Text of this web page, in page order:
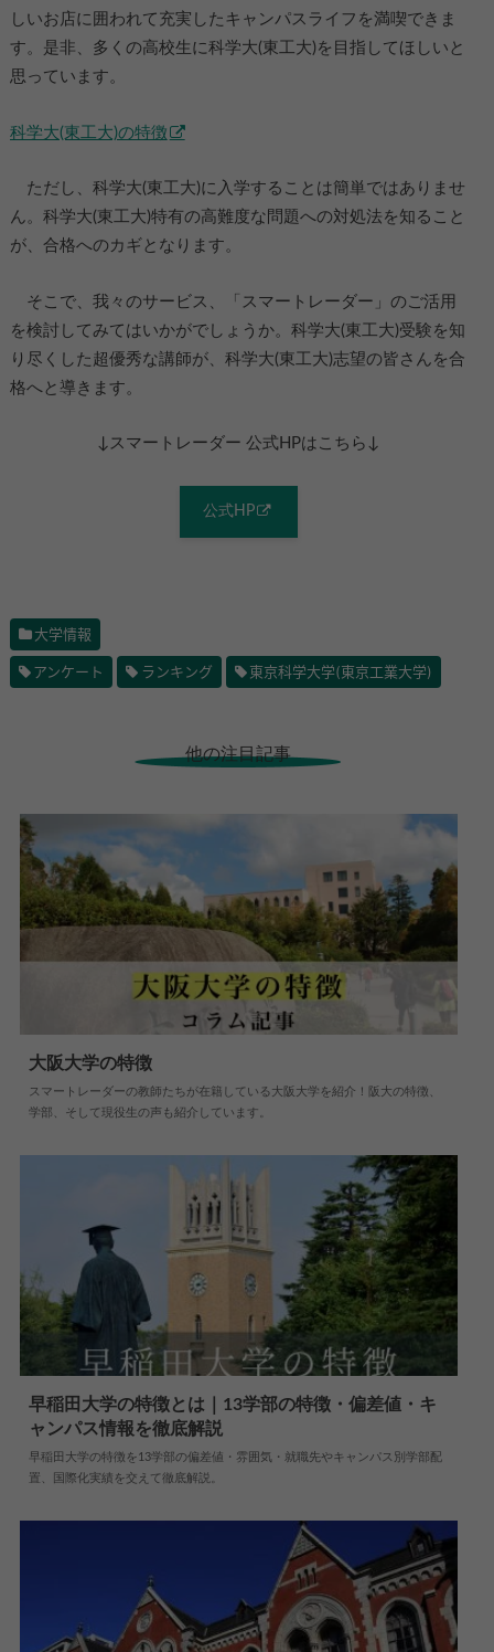
しいお店に囲われて充実したキャンパスライフを満喫できま
す。是非、多くの高校生に科学大(東工大)を目指してほしいと
思っています。
科学大(東工大)の特徴
ただし、科学大(東工大)に入学することは簡単ではありませ
ん。科学大(東工大)特有の高難度な問題への対処法を知ること
が、合格へのカギとなります。
そこで、我々のサービス、「スマートレーダー」のご活用
を検討してみてはいかがでしょうか。科学大(東工大)受験を知
り尽くした超優秀な講師が、科学大(東工大)志望の皆さんを合
格へと導きます。
↓スマートレーダー 公式HPはこちら↓
公式HP
大学情報
アンケート ランキング 東京科学大学(東京工業大学)
他の注目記事
大学情報
大阪大学の特徴
スマートレーダーの教師たちが在籍している大阪大学を紹介！阪大の特徴、
学部、そして現役生の声も紹介しています。
早稲田大学の特徴とは｜13学部の特徴・偏差値・キ
ャンパス情報を徹底解説
早稲田大学の特徴を13学部の偏差値・雰囲気・就職先やキャンパス別学部配
置、国際化実績を交えて徹底解説。